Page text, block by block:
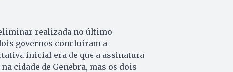
realizada no último
governos concluíram a
inicial era de que a assinatura
cidade de Genebra, mas os dois